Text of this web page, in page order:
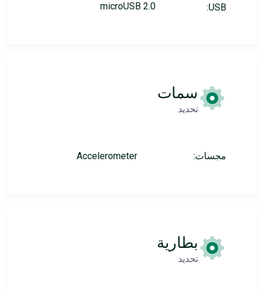
USB:
microUSB 2.0
سمات
تحديد
مجسات: Accelerometer
بطارية
تحديد